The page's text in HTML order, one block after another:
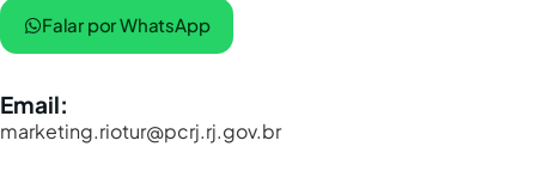
Falar por WhatsApp
Email:
marketing.riotur@pcrj.rj.gov.br